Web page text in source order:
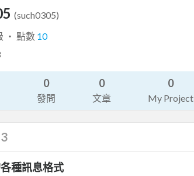
(such0305)
‧ 點數 10
0
發問
0
文章
0
My Project
種訊息格式